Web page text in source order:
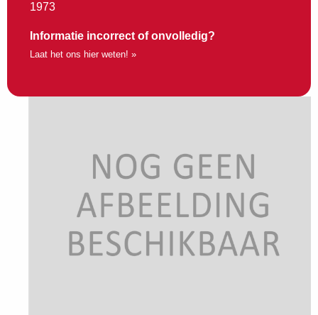
1973
Informatie incorrect of onvolledig?
Laat het ons hier weten! »